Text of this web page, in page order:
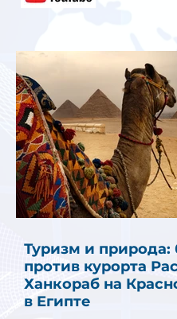
Туризм и природа:
против курорта
Ханкораб на
в Египте